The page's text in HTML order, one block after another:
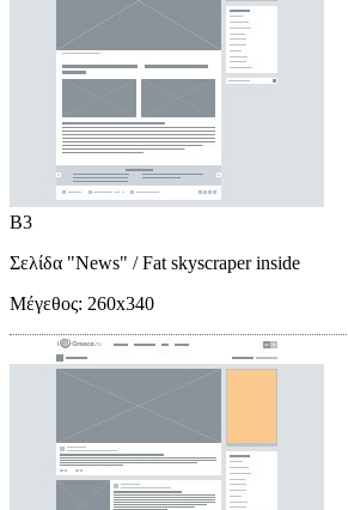
B3
Σελίδα "News" / Fat skyscraper inside
Μέγεθος: 260x340